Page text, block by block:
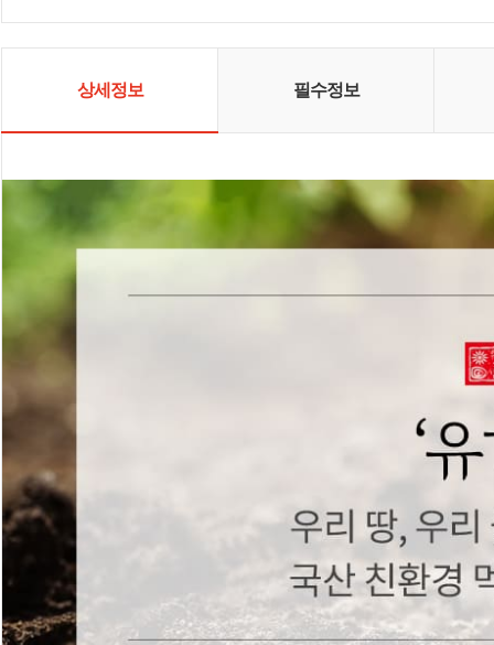
주는 제품을 만들겠습니다. 3. 철저
상세정보 필수정보